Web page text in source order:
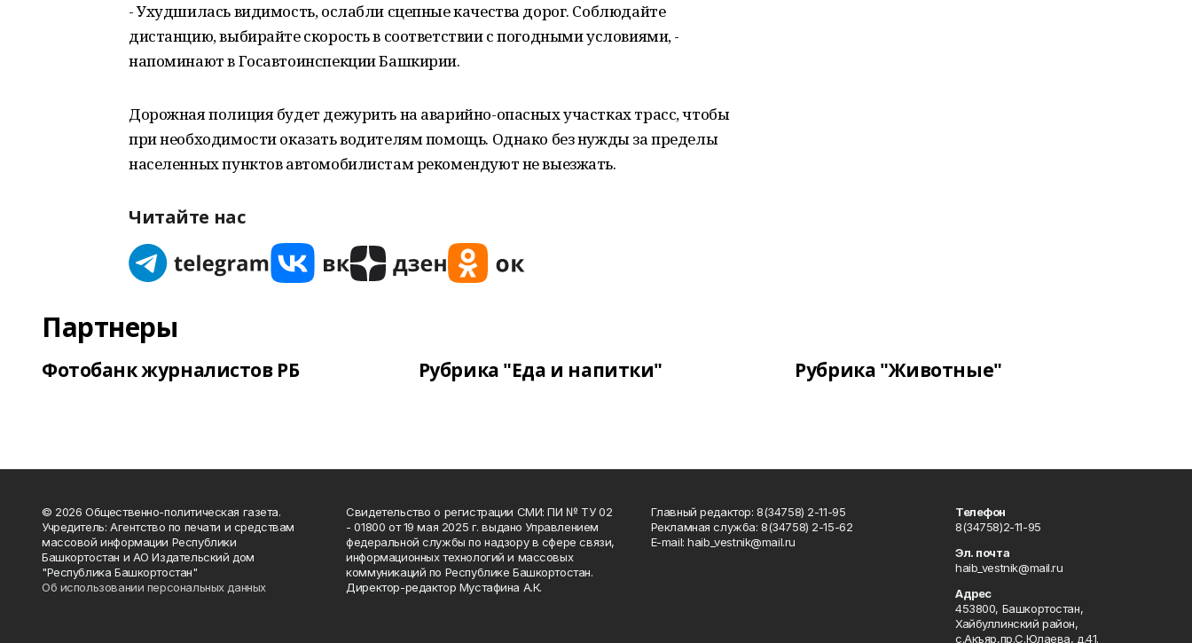
- Ухудшилась видимость, ослабли сцепные качества дорог. Соблюдайте
дистанцию, выбирайте скорость в соответствии с погодными условиями, -
напоминают в Госавтоинспекции Башкирии.
Дорожная полиция будет дежурить на аварийно-опасных участках трасс, чтобы
при необходимости оказать водителям помощь. Однако без нужды за пределы
населенных пунктов автомобилистам рекомендуют не выезжать.
Читайте нас
Партнеры
Фотобанк журналистов РБ Рубрика "Еда и напитки" Рубрика "Животные"
© 2026 Общественно-политическая газета.
Учредитель: Агентство по печати и средствам
массовой информации Республики
Башкортостан и АО Издательский дом
"Республика Башкортостан"
Об использовании персональных данных
Свидетельство о регистрации СМИ: ПИ № ТУ 02
- 01800 от 19 мая 2025 г. выдано Управлением
федеральной службы по надзору в сфере связи,
информационных технологий и массовых
коммуникаций по Республике Башкортостан.
Директор-редактор Мустафина А.К.
Главный редактор: 8(34758) 2-11-95
Рекламная служба: 8(34758) 2-15-62
Е-mаil: haib_vestnik@mail.ru
Телефон
8(34758)2-11-95
Эл. почта
haib_vestnik@mail.ru
Адрес
453800, Башкортостан,
Хайбуллинский район,
с.Акъяр,пр.С.Юлаева, д.41.